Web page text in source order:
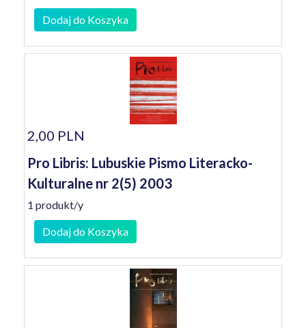
Dodaj do Koszyka
2,00 PLN
Pro Libris: Lubuskie Pismo Literacko-
Kulturalne nr 2(5) 2003
1 produkt/y
Dodaj do Koszyka